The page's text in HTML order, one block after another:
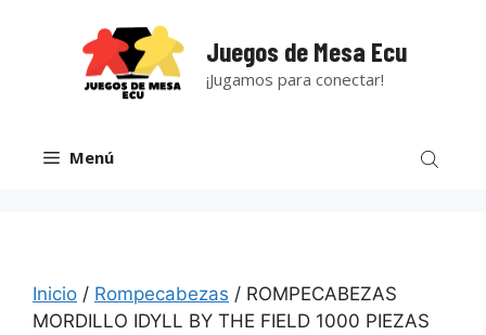
Juegos de Mesa Ecu
¡Jugamos para conectar!
Menú
Inicio / Rompecabezas / ROMPECABEZAS
MORDILLO IDYLL BY THE FIELD 1000 PIEZAS